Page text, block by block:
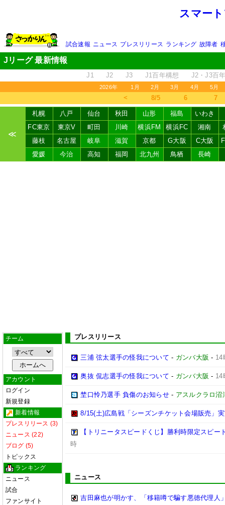
スマー
試合速報 ニュース プレスリリース ランキング 故障者
Jリーグ 最新情報
J1 J2 J3 J1百年構想 J2・J3百
2026年 1月 2月 3月 4月 5月
＜ 8/5 6 7
≪
札幌 八戸 仙台 秋田 山形 福島
いわき
FC東京
東京V 町田 川崎 横浜FM 横浜FC 湘南
藤枝
名古屋 岐阜 滋賀 京都 G大阪 C大阪
愛媛
今治 高知 福岡 北九州 鳥栖 長崎
チーム
アカウント
ログイン
新規登録
新着情報
プレスリリース (3)
ニュース (22)
ブログ (5)
トピックス
ランキング
ニュース
試合
ファンサイト
プレスリリース
三浦 弦太選手の怪我について - ガンバ大阪 - 14
奥抜 侃志選手の怪我について - ガンバ大阪 - 14
埜口怜乃選手 負傷のお知らせ - アスルクラロ沼
8/15(土)広島戦「シーズンチケット会場販売」
【トリニータスピードくじ】勝利時限定スピー
時
ニュース
吉田麻也が明かす、「移籍噂で騙す悪徳代理人